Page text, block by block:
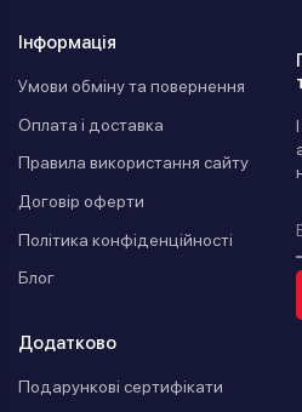
Інформація
Умови обміну та повернення
Оплата і доставка
Правила використання сайту
Договір оферти
Політика конфіденційності
Блог
Додатково
Подарункові сертифікати